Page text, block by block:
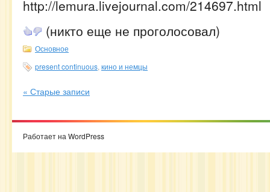
http://lemura.livejournal.com/214697.html
(никто еще не проголосовал)
Основное
present continuous кино и немцы
« Старые записи
Работает на WordPress